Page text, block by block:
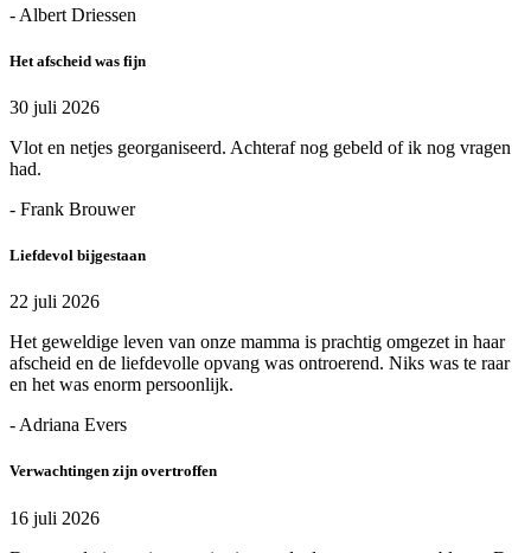
- Albert Driessen
Het afscheid was fijn
30 juli 2026
Vlot en netjes georganiseerd. Achteraf nog gebeld of ik nog vragen
had.
- Frank Brouwer
Liefdevol bijgestaan
22 juli 2026
Het geweldige leven van onze mamma is prachtig omgezet in haar
afscheid en de liefdevolle opvang was ontroerend. Niks was te raar
en het was enorm persoonlijk.
- Adriana Evers
Verwachtingen zijn overtroffen
16 juli 2026